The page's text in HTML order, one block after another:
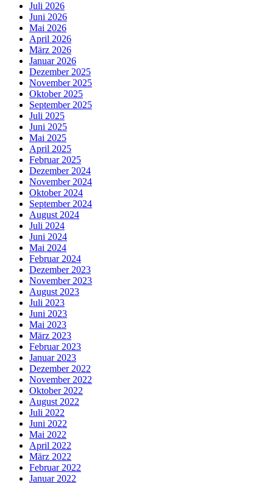
Juli 2026
Juni 2026
Mai 2026
April 2026
März 2026
Januar 2026
Dezember 2025
November 2025
Oktober 2025
September 2025
Juli 2025
Juni 2025
Mai 2025
April 2025
Februar 2025
Dezember 2024
November 2024
Oktober 2024
September 2024
August 2024
Juli 2024
Juni 2024
Mai 2024
Februar 2024
Dezember 2023
November 2023
August 2023
Juli 2023
Juni 2023
Mai 2023
März 2023
Februar 2023
Januar 2023
Dezember 2022
November 2022
Oktober 2022
August 2022
Juli 2022
Juni 2022
Mai 2022
April 2022
März 2022
Februar 2022
Januar 2022